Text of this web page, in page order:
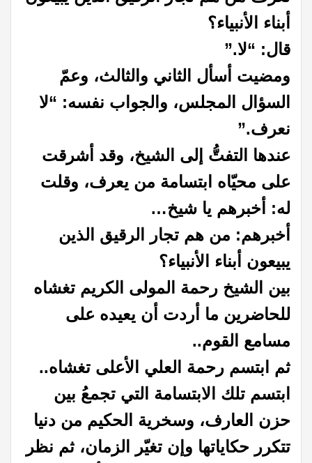
أبناء الأنبياء؟
قال: “لا.”
ومضيت أسأل الثاني والثالث، وعمّ
السؤال المجلس، والجواب نفسه: “لا
نعرف.”
عندها التفتُّ إلى الشيخ، وقد أشرقت
على محيّاه ابتسامة من يعرف، وقلت
له: أخبرهم يا شيخ…
أخبرهم: من هم تجار الرقيق الذين
يبيعون أبناء الأنبياء؟
بين الشيخ رحمة المولى الكريم تغشاه
للحاضرين ما أردت أن يعيده على
مسامع القوم..
ثم ابتسم رحمة العلي الأعلى تغشاه..
ابتسم تلك الابتسامة التي تجمعُ بين
حزن العارف، وسخرية الحكيم من دنيا
تتكرر حكاياتها وإن تغيّر الزمان، ثم نظر